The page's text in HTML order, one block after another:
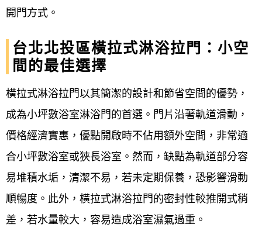
利康割除修補，
規格型式：8mm一字型無框式淋浴門*1樘
8mmL型無框式淋浴門*2樘
浴室淋浴拉門的防水膠條已經泛黃髒污發霉
密合度不佳門片重新調整定位。
您有沒有檢查一下家裡的淋浴拉門防水膠條
是否該換了，防水膠條使用多年硬化變質、
泛黃卡垢、氧化發霉，別再猶豫了!!!
開門方式。
台北北投區橫拉式淋浴拉門：小空
間的最佳選擇
橫拉式淋浴拉門以其簡潔的設計和節省空間的優勢，
成為小坪數浴室淋浴門的首選。門片沿著軌道滑動，
價格經濟實惠，優點開啟時不佔用額外空間，非常適
合小坪數浴室或狹長浴室。然而，缺點為軌道部分容
易堆積水垢，清潔不易，若未定期保養，恐影響滑動
順暢度。此外，橫拉式淋浴拉門的密封性較推開式稍
差，若水量較大，容易造成浴室濕氣過重。